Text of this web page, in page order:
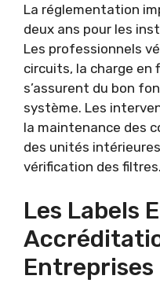
La réglementation
deux ans pour les
Les professionnels
circuits, la charge en
s’assurent du bon
système. Les
la maintenance des
des unités
vérification des filtres.
Les Labels
Entreprises